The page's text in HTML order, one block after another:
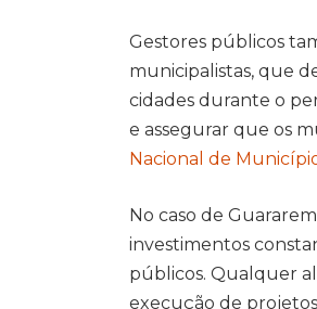
Gestores públicos
municipalistas, que
cidades durante o
e assegurar que os
Nacional de
No caso de
investimentos
públicos. Qualquer
execução de